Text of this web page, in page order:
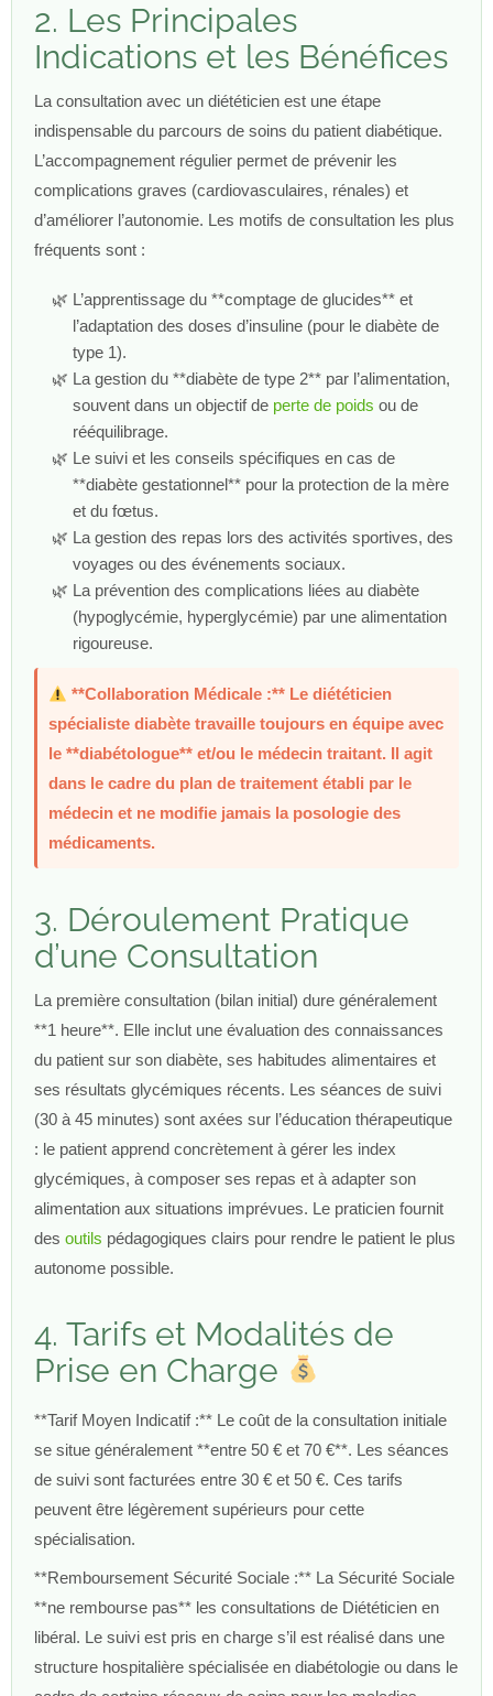
2. Les Principales
Indications et les Bénéfices
La consultation avec un diététicien est une étape
indispensable du parcours de soins du patient diabétique.
L’accompagnement régulier permet de prévenir les
complications graves (cardiovasculaires, rénales) et
d’améliorer l’autonomie. Les motifs de consultation les plus
fréquents sont :
L’apprentissage du **comptage de glucides** et
l’adaptation des doses d’insuline (pour le diabète de
type 1).
La gestion du **diabète de type 2** par l’alimentation,
souvent dans un objectif de perte de poids ou de
rééquilibrage.
Le suivi et les conseils spécifiques en cas de
**diabète gestationnel** pour la protection de la mère
et du fœtus.
La gestion des repas lors des activités sportives, des
voyages ou des événements sociaux.
La prévention des complications liées au diabète
(hypoglycémie, hyperglycémie) par une alimentation
rigoureuse.
**Collaboration Médicale :** Le diététicien
spécialiste diabète travaille toujours en équipe avec
le **diabétologue** et/ou le médecin traitant. Il agit
dans le cadre du plan de traitement établi par le
médecin et ne modifie jamais la posologie des
médicaments.
3. Déroulement Pratique
d’une Consultation
La première consultation (bilan initial) dure généralement
**1 heure**. Elle inclut une évaluation des connaissances
du patient sur son diabète, ses habitudes alimentaires et
ses résultats glycémiques récents. Les séances de suivi
(30 à 45 minutes) sont axées sur l’éducation thérapeutique
: le patient apprend concrètement à gérer les index
glycémiques, à composer ses repas et à adapter son
alimentation aux situations imprévues. Le praticien fournit
des outils pédagogiques clairs pour rendre le patient le plus
autonome possible.
4. Tarifs et Modalités de
Prise en Charge
**Tarif Moyen Indicatif :** Le coût de la consultation initiale
se situe généralement **entre 50 € et 70 €**. Les séances
de suivi sont facturées entre 30 € et 50 €. Ces tarifs
peuvent être légèrement supérieurs pour cette
spécialisation.
**Remboursement Sécurité Sociale :** La Sécurité Sociale
**ne rembourse pas** les consultations de Diététicien en
libéral. Le suivi est pris en charge s’il est réalisé dans une
structure hospitalière spécialisée en diabétologie ou dans le